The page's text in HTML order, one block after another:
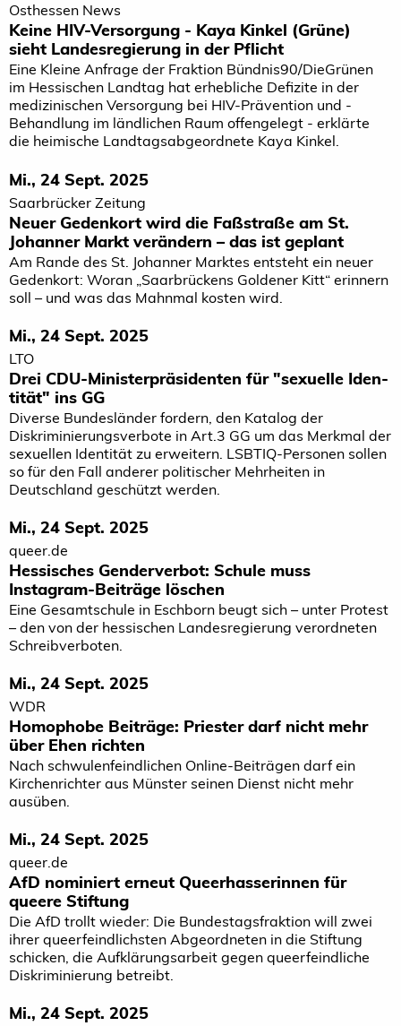
Osthessen News
Keine HIV-Versorgung - Kaya Kinkel (Grüne)
sieht Landesregierung in der Pflicht
Eine Kleine Anfrage der Fraktion Bündnis90/DieGrünen
im Hessischen Landtag hat erhebliche Defizite in der
medizinischen Versorgung bei HIV-Prävention und -
Behandlung im ländlichen Raum offengelegt - erklärte
die heimische Landtagsabgeordnete Kaya Kinkel.
Mi., 24 Sept. 2025
Saarbrücker Zeitung
Neuer Gedenkort wird die Faßstraße am St.
Johanner Markt verändern – das ist geplant
Am Rande des St. Johanner Marktes entsteht ein neuer
Gedenkort: Woran „Saarbrückens Goldener Kitt“ erinnern
soll – und was das Mahnmal kosten wird.
Mi., 24 Sept. 2025
LTO
Drei CDU-Minis­ter­prä­si­denten für "sexu­elle Iden­
tität" ins GG
Diverse Bundesländer fordern, den Katalog der
Diskriminierungsverbote in Art.3 GG um das Merkmal der
sexuellen Identität zu erweitern. LSBTIQ-Personen sollen
so für den Fall anderer politischer Mehrheiten in
Deutschland geschützt werden.
Mi., 24 Sept. 2025
queer.de
Hessisches Genderverbot: Schule muss
Instagram-Beiträge löschen
Eine Gesamtschule in Eschborn beugt sich – unter Protest
– den von der hessischen Landesregierung verordneten
Schreibverboten.
Mi., 24 Sept. 2025
WDR
Homophobe Beiträge: Priester darf nicht mehr
über Ehen richten
Nach schwulenfeindlichen Online-Beiträgen darf ein
Kirchenrichter aus Münster seinen Dienst nicht mehr
ausüben.
Mi., 24 Sept. 2025
queer.de
AfD nominiert erneut Queerhasserinnen für
queere Stiftung
Die AfD trollt wieder: Die Bundestagsfraktion will zwei
ihrer queerfeindlichsten Abgeordneten in die Stiftung
schicken, die Aufklärungsarbeit gegen queerfeindliche
Diskriminierung betreibt.
Mi., 24 Sept. 2025